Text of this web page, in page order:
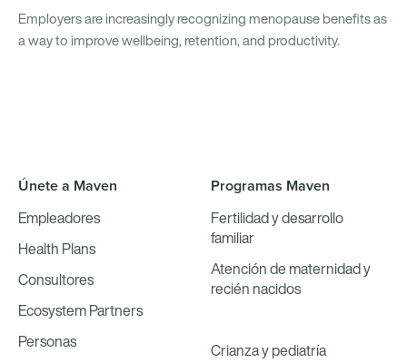
Employers are increasingly recognizing menopause benefits as
a way to improve wellbeing, retention, and productivity.
Únete a Maven
Empleadores
Health Plans
Consultores
Ecosystem Partners
Personas
Programas Maven
Fertilidad y desarrollo
familiar
Atención de maternidad y
recién nacidos
Crianza y pediatría